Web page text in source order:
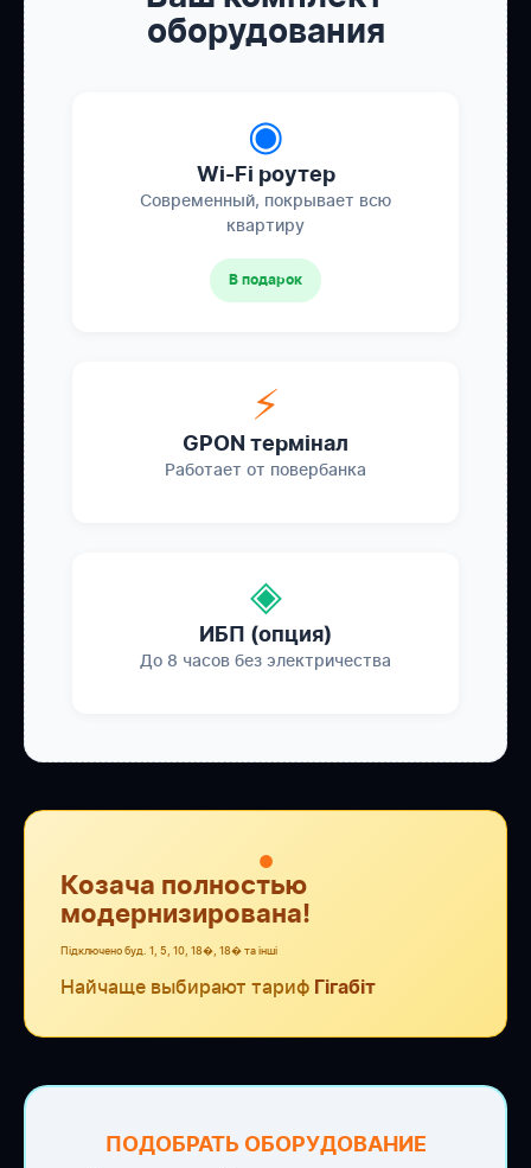
оборудования
◉
Wi-Fi роутер
Современный, покрывает всю
квартиру
В подарок
⚡
GPON термінал
Работает от повербанка
◈
ИБП (опция)
До 8 часов без электричества
●
Козача полностью
модернизирована!
Підключено буд. 1, 5, 10, 18�, 18� та інші
Найчаще выбирают тариф Гігабіт
ПОДОБРАТЬ ОБОРУДОВАНИЕ